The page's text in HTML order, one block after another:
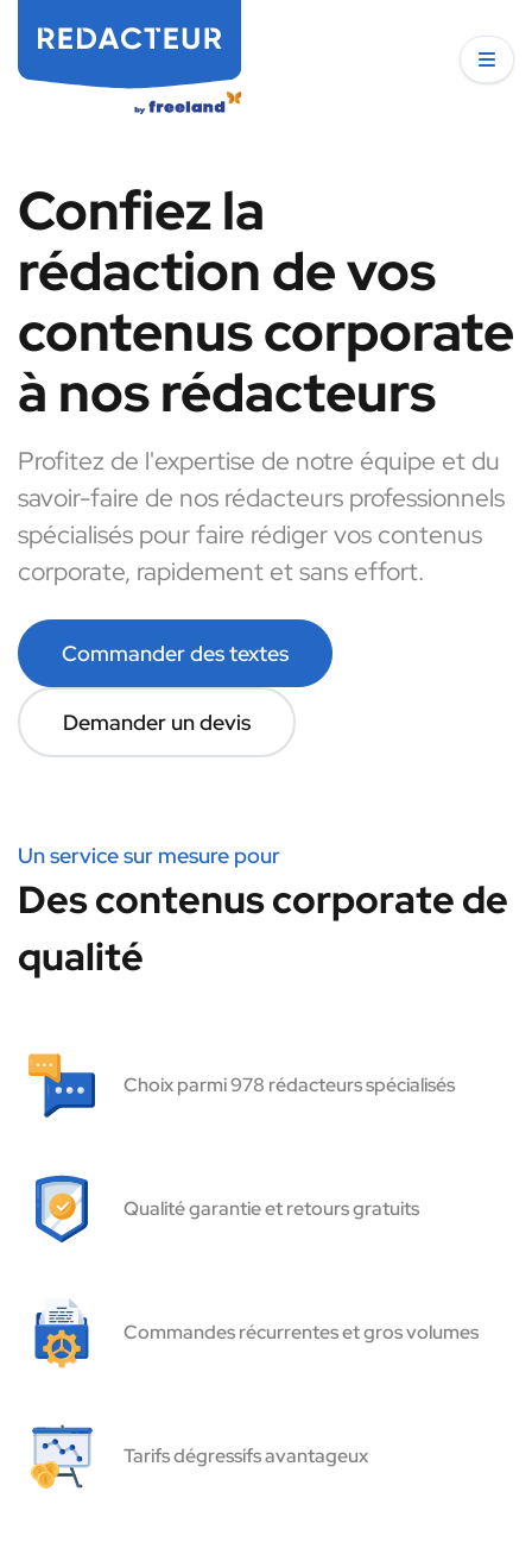
Confiez la
rédaction de vos
contenus corporate
à nos rédacteurs
Profitez de l'expertise de notre équipe et du
savoir-faire de nos rédacteurs professionnels
spécialisés pour faire rédiger vos contenus
corporate, rapidement et sans effort.
Commander des textes
Demander un devis
Un service sur mesure pour
Des contenus corporate de
qualité
Choix parmi 978 rédacteurs spécialisés
Qualité garantie et retours gratuits
Commandes récurrentes et gros volumes
Tarifs dégressifs avantageux